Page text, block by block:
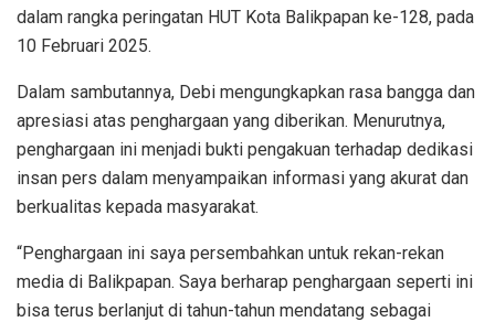
dalam rangka peringatan HUT Kota Balikpapan ke-128, pada
10 Februari 2025.
Dalam sambutannya, Debi mengungkapkan rasa bangga dan
apresiasi atas penghargaan yang diberikan. Menurutnya,
penghargaan ini menjadi bukti pengakuan terhadap dedikasi
insan pers dalam menyampaikan informasi yang akurat dan
berkualitas kepada masyarakat.
“Penghargaan ini saya persembahkan untuk rekan-rekan
media di Balikpapan. Saya berharap penghargaan seperti ini
bisa terus berlanjut di tahun-tahun mendatang sebagai